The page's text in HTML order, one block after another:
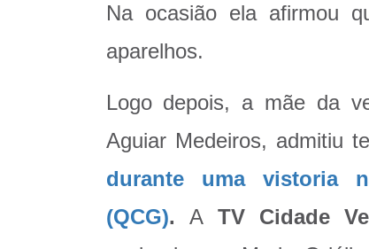
Na ocasião ela afirmou
aparelhos.
Logo depois, a mãe da
Aguiar Medeiros, admitiu
durante uma vistoria
(QCG). A TV Cidade